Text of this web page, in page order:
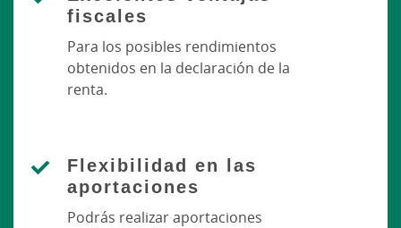
fiscales
Para los posibles rendimientos
obtenidos en la declaración de la
renta.
Flexibilidad en las
aportaciones
Podrás realizar aportaciones